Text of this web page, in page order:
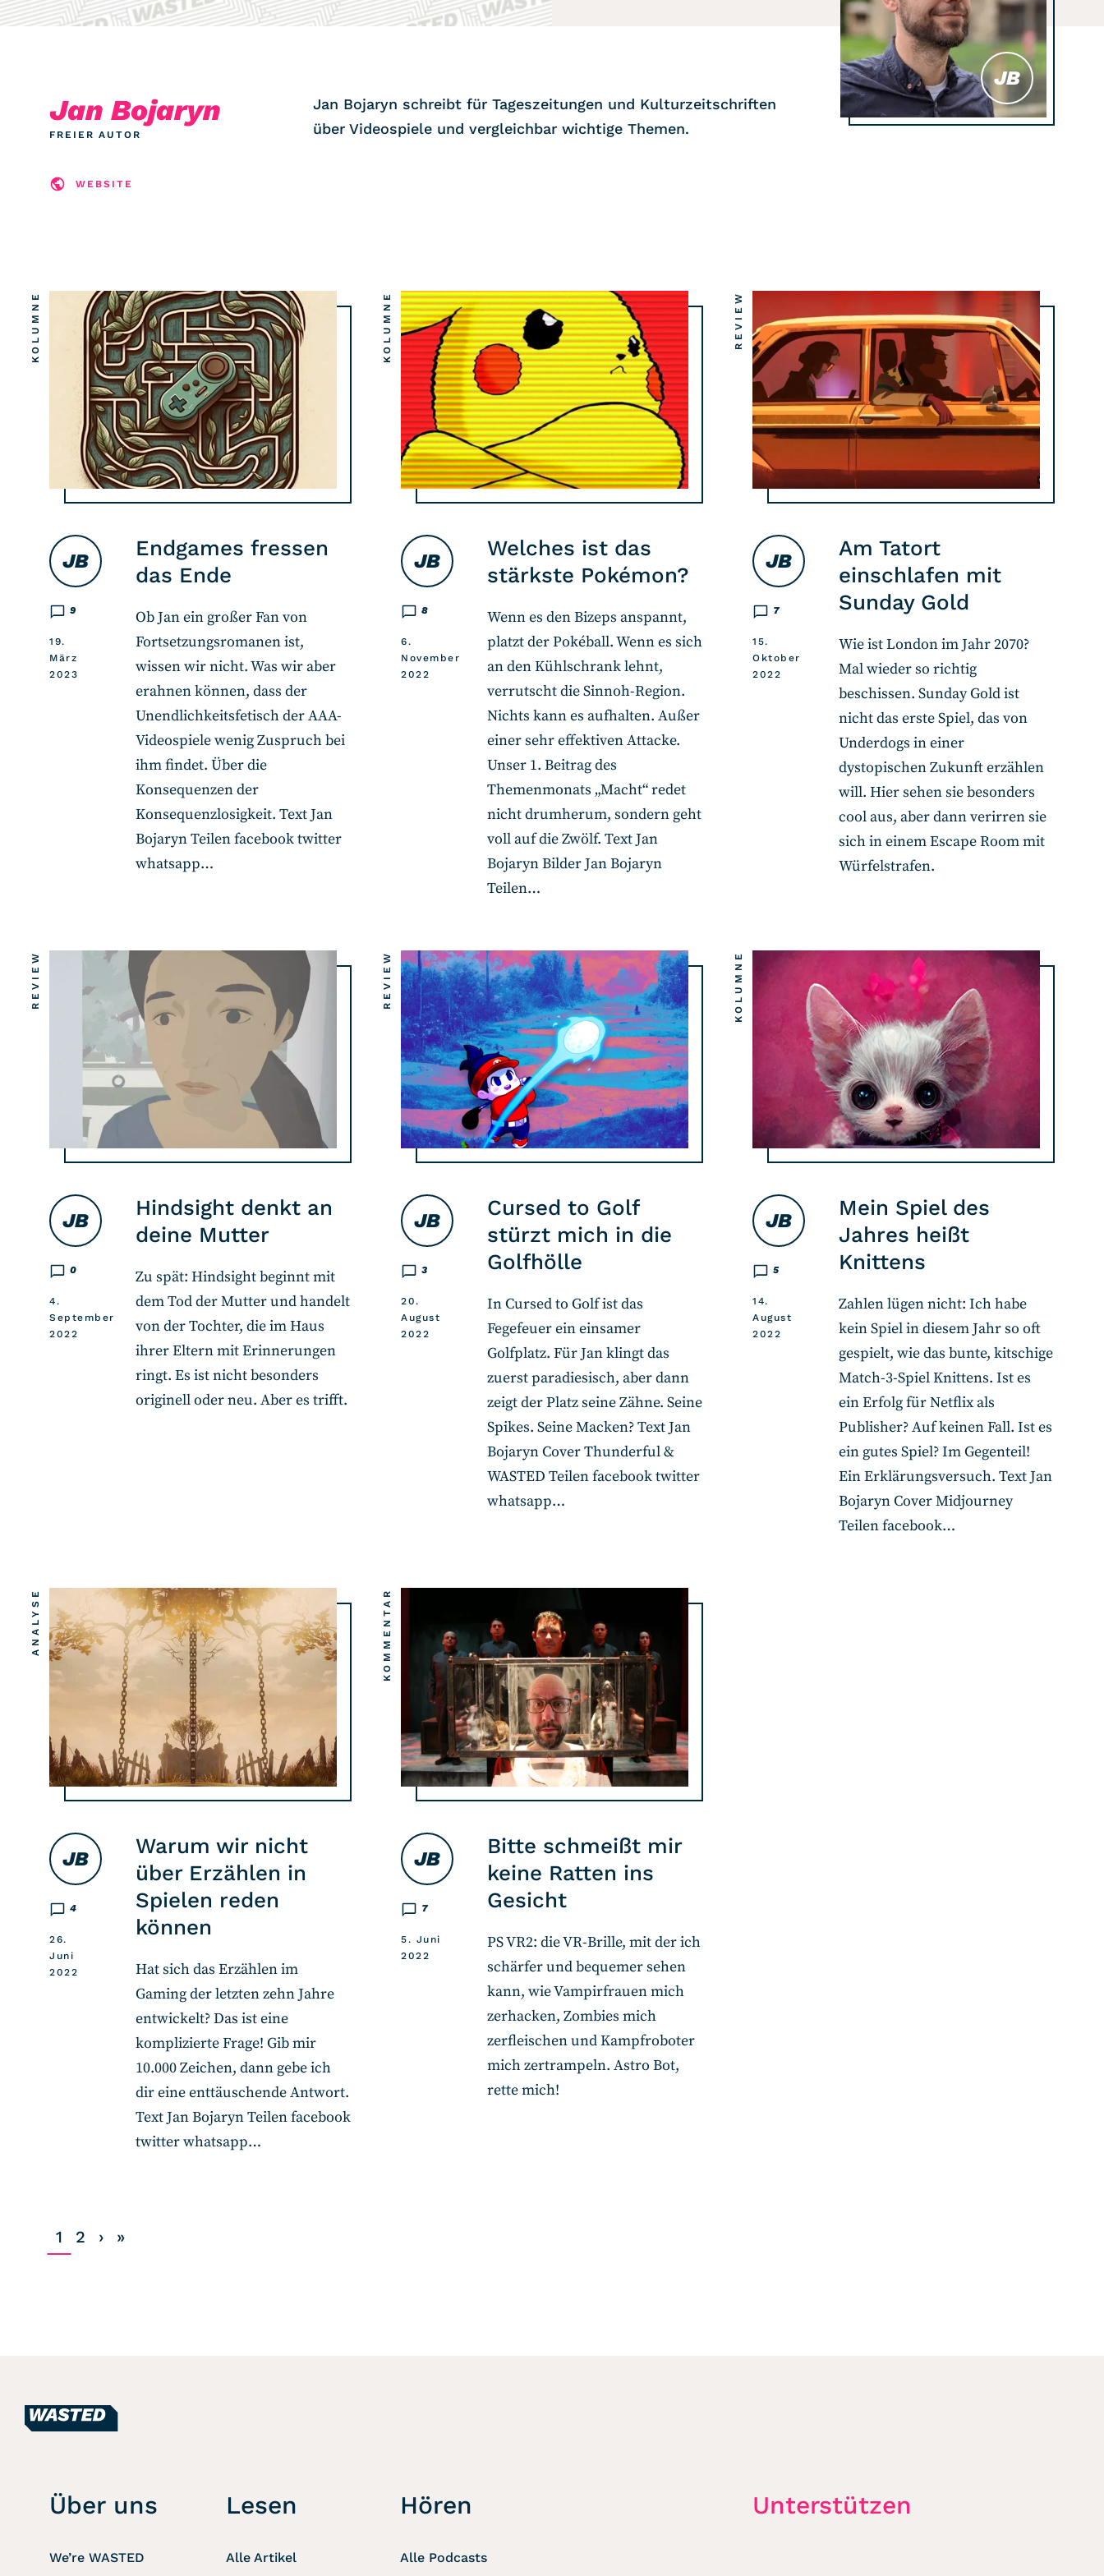
DATENSCHUTZ
Jan Bojaryn
FREIER AUTOR
WEBSITE
Jan Bojaryn schreibt für Tageszeitungen und Kulturzeitschriften
über Videospiele und vergleichbar wichtige Themen.
JB
Endgames fressen
das Ende
KOLUMNE
JB
9
19.
März
2023
Ob Jan ein großer Fan von
Fortsetzungsromanen ist,
wissen wir nicht. Was wir aber
erahnen können, dass der
Unendlichkeitsfetisch der AAA-
Videospiele wenig Zuspruch bei
ihm findet. Über die
Konsequenzen der
Konsequenzlosigkeit. Text Jan
Bojaryn Teilen facebook twitter
whatsapp…
Welches ist das
stärkste Pokémon?
KOLUMNE
JB
8
6.
November
2022
Wenn es den Bizeps anspannt,
platzt der Pokéball. Wenn es sich
an den Kühlschrank lehnt,
verrutscht die Sinnoh-Region.
Nichts kann es aufhalten. Außer
einer sehr effektiven Attacke.
Unser 1. Beitrag des
Themenmonats „Macht“ redet
nicht drumherum, sondern geht
voll auf die Zwölf. Text Jan
Bojaryn Bilder Jan Bojaryn
Teilen…
Am Tatort
einschlafen mit
Sunday Gold
REVIEW
JB
7
15.
Oktober
2022
Wie ist London im Jahr 2070?
Mal wieder so richtig
beschissen. Sunday Gold ist
nicht das erste Spiel, das von
Underdogs in einer
dystopischen Zukunft erzählen
will. Hier sehen sie besonders
cool aus, aber dann verirren sie
sich in einem Escape Room mit
Würfelstrafen.
Hindsight denkt an
deine Mutter
REVIEW
JB
0
4.
September
2022
Zu spät: Hindsight beginnt mit
dem Tod der Mutter und handelt
von der Tochter, die im Haus
ihrer Eltern mit Erinnerungen
ringt. Es ist nicht besonders
originell oder neu. Aber es trifft.
Cursed to Golf
stürzt mich in die
Golfhölle
REVIEW
JB
3
20.
August
2022
In Cursed to Golf ist das
Fegefeuer ein einsamer
Golfplatz. Für Jan klingt das
zuerst paradiesisch, aber dann
zeigt der Platz seine Zähne. Seine
Spikes. Seine Macken? Text Jan
Bojaryn Cover Thunderful &
WASTED Teilen facebook twitter
whatsapp…
Mein Spiel des
Jahres heißt
Knittens
KOLUMNE
JB
5
14.
August
2022
Zahlen lügen nicht: Ich habe
kein Spiel in diesem Jahr so oft
gespielt, wie das bunte, kitschige
Match-3-Spiel Knittens. Ist es
ein Erfolg für Netflix als
Publisher? Auf keinen Fall. Ist es
ein gutes Spiel? Im Gegenteil!
Ein Erklärungsversuch. Text Jan
Bojaryn Cover Midjourney
Teilen facebook…
Warum wir nicht
über Erzählen in
Spielen reden
können
ANALYSE
JB
4
26.
Juni
2022
Hat sich das Erzählen im
Gaming der letzten zehn Jahre
entwickelt? Das ist eine
komplizierte Frage! Gib mir
10.000 Zeichen, dann gebe ich
dir eine enttäuschende Antwort.
Text Jan Bojaryn Teilen facebook
twitter whatsapp…
Bitte schmeißt mir
keine Ratten ins
Gesicht
KOMMENTAR
JB
7
5. Juni
2022
PS VR2: die VR-Brille, mit der ich
schärfer und bequemer sehen
kann, wie Vampirfrauen mich
zerhacken, Zombies mich
zerfleischen und Kampfroboter
mich zertrampeln. Astro Bot,
rette mich!
1 2 › »
Über uns
We’re WASTED
Lesen
Alle Artikel
Hören
Alle Podcasts
Unterstützen